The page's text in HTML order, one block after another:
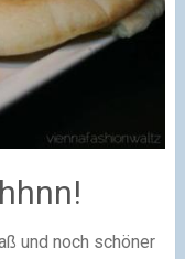
und noch schöner